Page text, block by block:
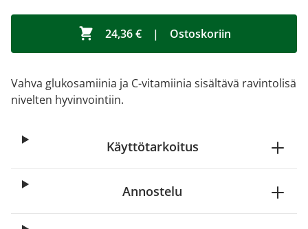
24,36 € | Ostoskoriin
Vahva glukosamiinia ja C-vitamiinia sisältävä ravintolisä
nivelten hyvinvointiin.
Käyttötarkoitus
Annostelu